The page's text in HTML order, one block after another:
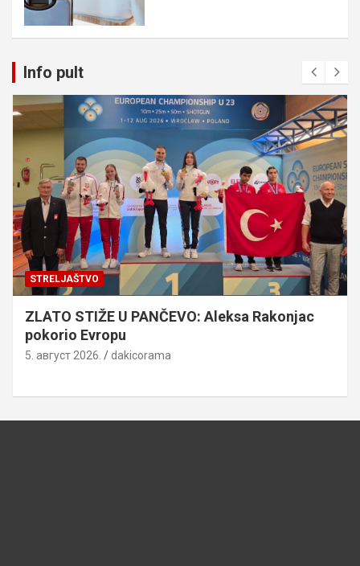
Info pult
STRELJAŠTVO
ZLATO STIŽE U PANČEVO: Aleksa Rakonjac
pokorio Evropu
5. август 2026. dakicorama